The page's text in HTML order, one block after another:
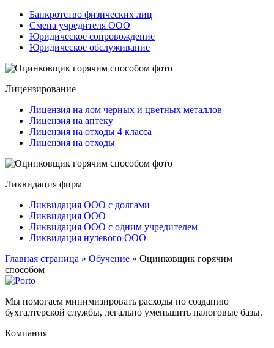
Банкротство физических лиц
Смена учредителя ООО
Юридическое сопровождение
Юридическое обслуживание
Лицензирование
Лицензия на лом черных и цветных металлов
Лицензия на аптеку
Лицензия на отходы 4 класса
Лицензия на отходы
Ликвидация фирм
Ликвидация ООО с долгами
Ликвидация ООО
Ликвидация ООО с одним учредителем
Ликвидация нулевого ООО
Главная страница » Обучение » Оцинковщик горячим
способом
Мы помогаем минимизировать расходы по созданию
бухгалтерской службы, легально уменьшить налоговые базы.
Компания